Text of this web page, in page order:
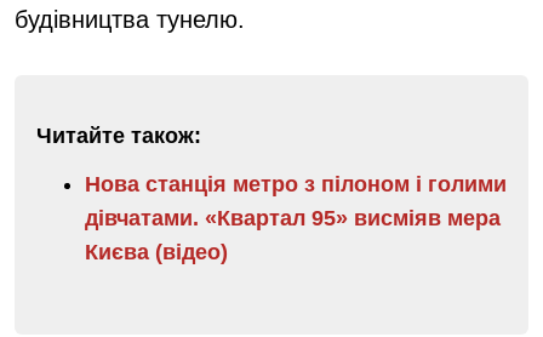
будівництва тунелю.
Читайте також:
Нова станція метро з пілоном і голими
дівчатами. «Квартал 95» висміяв мера
Києва (відео)